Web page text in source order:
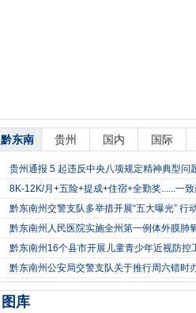
黔东南 贵州 国内 国际
贵州通报 5 起违反中央八项规定精神典型
8K-12K/月+五险+提成+住宿+全勤奖......一
黔东南州交警支队多举措开展“五大曝光” 行
黔东南州人民医院实施全州第一例体外膜肺
黔东南州16个县市开展儿童青少年近视防控
黔东南州公安局交警支队关于推行周六错时
图库